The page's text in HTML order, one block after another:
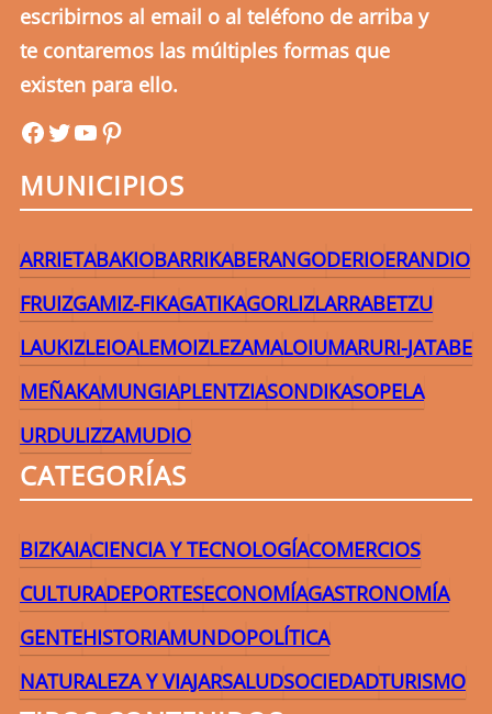
escribirnos al email o al teléfono de arriba y
te contaremos las múltiples formas que
existen para ello.
uribefmuribefmYouTube Pinterest
MUNICIPIOS
ARRIETABAKIOBARRIKABERANGODERIOERANDIO
FRUIZGAMIZ-FIKAGATIKAGORLIZLARRABETZU
LAUKIZLEIOALEMOIZLEZAMALOIUMARURI-JATABE
MEÑAKAMUNGIAPLENTZIASONDIKASOPELA
URDULIZZAMUDIO
CATEGORÍAS
BIZKAIACIENCIA Y TECNOLOGÍACOMERCIOS
CULTURADEPORTESECONOMÍAGASTRONOMÍA
GENTEHISTORIAMUNDOPOLÍTICA
NATURALEZA Y VIAJARSALUDSOCIEDADTURISMO